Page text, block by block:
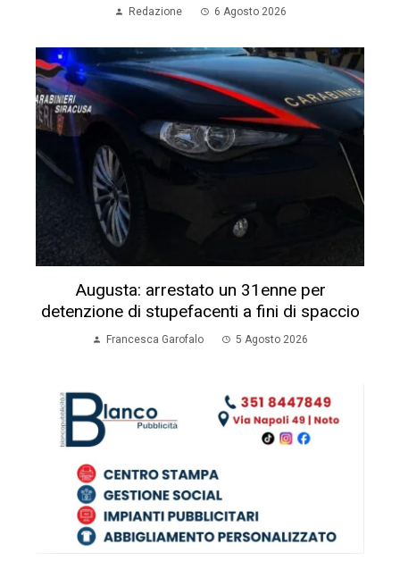
Redazione 6 Agosto 2026
Augusta: arrestato un 31enne per
detenzione di stupefacenti a fini di spaccio
Francesca Garofalo 5 Agosto 2026